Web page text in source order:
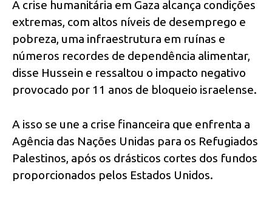
A crise humanitária em Gaza alcança condições
extremas, com altos níveis de desemprego e
pobreza, uma infraestrutura em ruínas e
números recordes de dependência alimentar,
disse Hussein e ressaltou o impacto negativo
provocado por 11 anos de bloqueio israelense.
A isso se une a crise financeira que enfrenta a
Agência das Nações Unidas para os Refugiados
Palestinos, após os drásticos cortes dos fundos
proporcionados pelos Estados Unidos.